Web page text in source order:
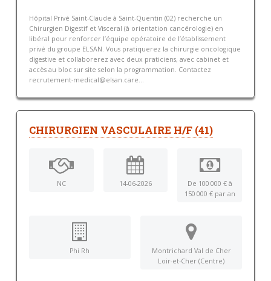
Hôpital Privé Saint-Claude à Saint-Quentin (02) recherche un
Chirurgien Digestif et Visceral (à orientation cancérologie) en
libéral pour renforcer l’équipe opératoire de l’établissement
privé du groupe ELSAN. Vous pratiquerez la chirurgie oncologique
digestive et collaborerez avec deux praticiens, avec cabinet et
accès au bloc sur site selon la programmation. Contactez
recrutement-medical@elsan.care...
CHIRURGIEN VASCULAIRE H/F (41)
NC 14-06-2026
De 100 000 € à
150 000 € par an
Phi Rh
Montrichard Val de Cher
Loir-et-Cher (Centre)